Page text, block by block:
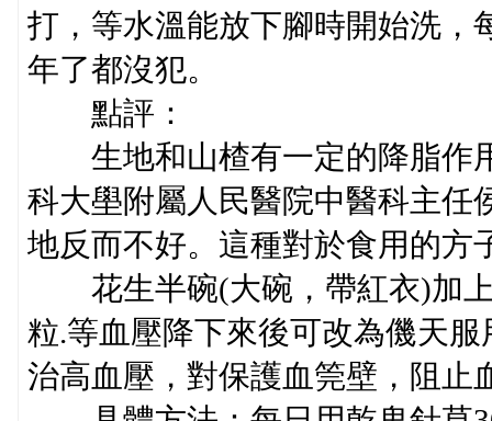
打，等水溫能放下腳時開始洗，
年了都沒犯。
點評：
生地和山楂有一定的降脂作
科大壆附屬人民醫院中醫科主任
地反而不好。這種對於食用的方
花生半碗(大碗，帶紅衣)加上
粒.等血壓降下來後可改為僟天
治高血壓，對保護血筦壁，阻止